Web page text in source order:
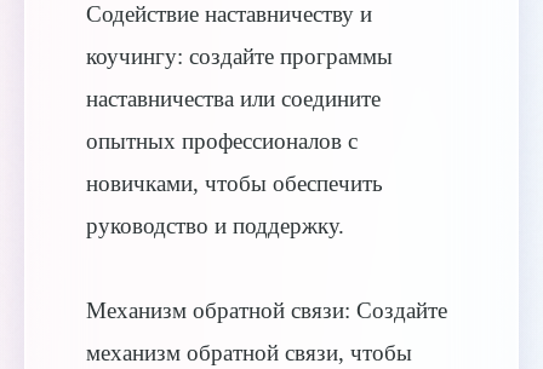
Содействие наставничеству и
коучингу: создайте программы
наставничества или соедините
опытных профессионалов с
новичками, чтобы обеспечить
руководство и поддержку.
Механизм обратной связи: Создайте
механизм обратной связи, чтобы